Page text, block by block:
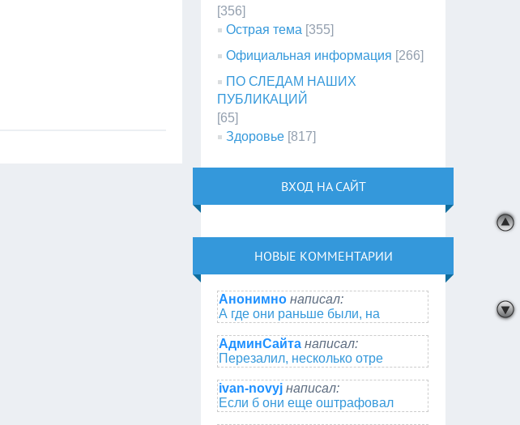
[356]
Острая тема [355]
Официальная информация [266]
ПО СЛЕДАМ НАШИХ
ПУБЛИКАЦИЙ
[65]
Здоровье [817]
ВХОД НА САЙТ
НОВЫЕ КОММЕНТАРИИ
Анонимно написал:
А где они раньше были, на
АдминСайта написал:
Перезалил, несколько отре
ivan-novyj написал:
Если б они еще оштрафовал